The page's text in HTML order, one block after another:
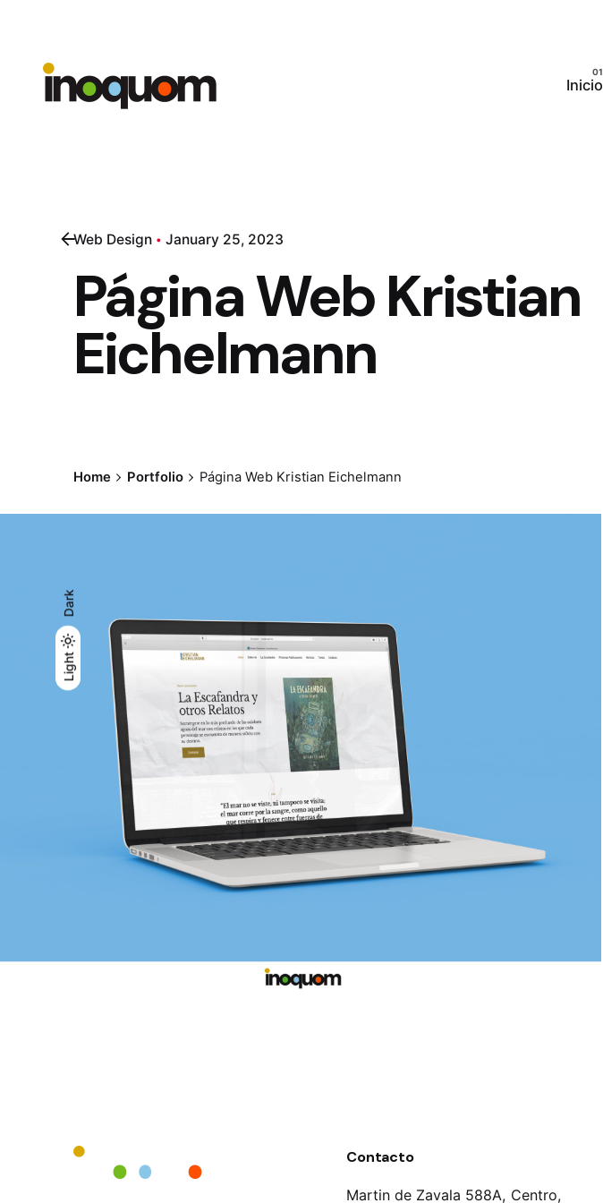
Light
Dark
Light
Dark
content
Inicio
Web Design January 25, 2023
Página Web Kristian
Eichelmann
Home Portfolio Página Web Kristian Eichelmann
Contacto
Martin de Zavala 588A, Centro,